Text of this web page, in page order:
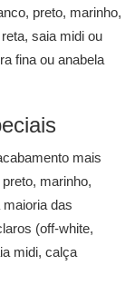
preto, marinho,
saia midi ou
fina ou anabela
mais
marinho,
das
(off-white,
midi, calça